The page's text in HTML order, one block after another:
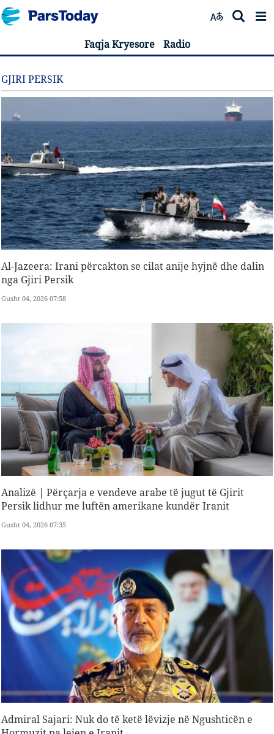
Faqja Kryesore Radio
GJIRI PERSIK
Al-Jazeera: Irani përcakton se cilat anije hyjnë dhe dalin
nga Gjiri Persik
Gusht 04, 2026 07:58
Analizë | Përçarja e vendeve arabe të jugut të Gjirit
Persik lidhur me luftën amerikane kundër Iranit
Gusht 04, 2026 07:35
Admiral Sajari: Nuk do të ketë lëvizje në Ngushticën e